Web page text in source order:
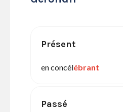
Présent
en concélébrant
Passé